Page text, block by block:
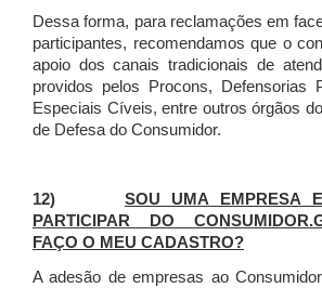
Dessa forma, para reclamações em
participantes, recomendamos que o
apoio dos canais tradicionais de
providos pelos Procons, Defensorias
Especiais Cíveis, entre outros órgãos
de Defesa do Consumidor.
12) SOU UMA EMPRESA
PARTICIPAR DO
FAÇO O MEU CADASTRO?
A adesão de empresas ao